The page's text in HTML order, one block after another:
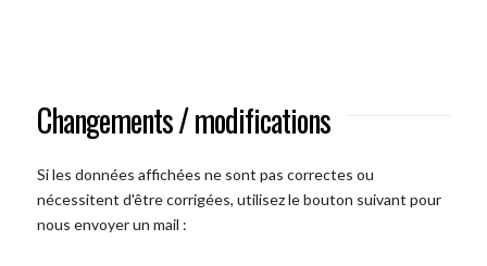
Changements / modifications
Si les données affichées ne sont pas correctes ou
nécessitent d'être corrigées, utilisez le bouton suivant pour
nous envoyer un mail :